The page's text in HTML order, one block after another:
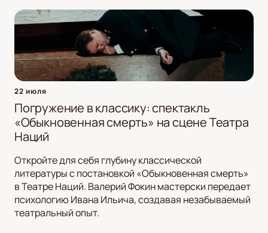
22 июля
Погружение в классику: спектакль
«Обыкновенная смерть» на сцене Театра
Наций
Откройте для себя глубину классической
литературы с постановкой «Обыкновенная смерть»
в Театре Наций. Валерий Фокин мастерски передает
психологию Ивана Ильича, создавая незабываемый
театральный опыт.